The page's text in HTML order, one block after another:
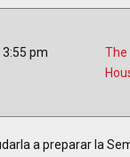
pm
The
a preparar la